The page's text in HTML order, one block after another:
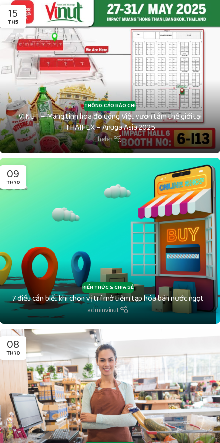
15
TH5
THÔNG CÁO BÁO CHÍ
VINUT – Mang tinh hoa đồ uống Việt vươn tầm thế giới tại
THAIFEX – Anuga Asia 2025
helen
09
TH10
KIẾN THỨC & CHIA SẺ
7 điều cần biết khi chọn vị trí mở tiệm tạp hóa bán nước ngọt
adminvinut
08
TH10